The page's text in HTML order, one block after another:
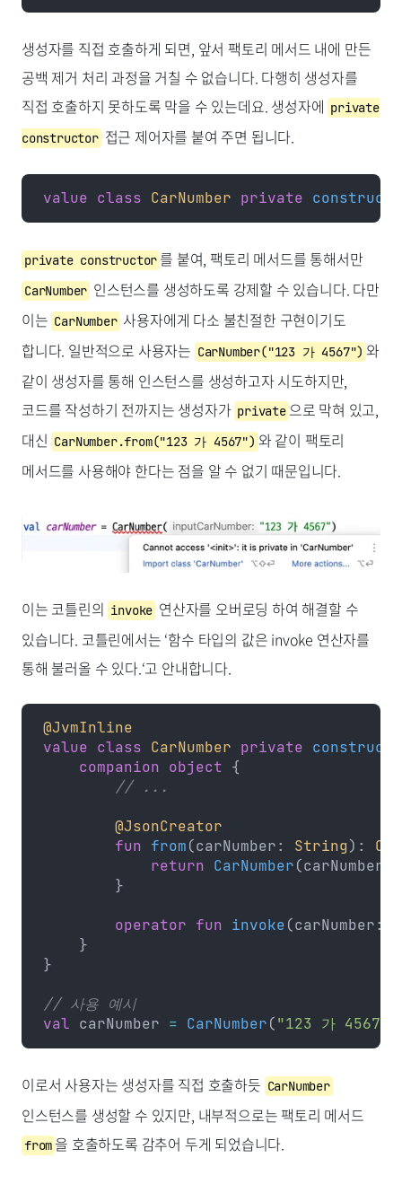
생성자를 직접 호출하게 되면, 앞서 팩토리 메서드 내에 만든
공백 제거 처리 과정을 거칠 수 없습니다. 다행히 생성자를
직접 호출하지 못하도록 막을 수 있는데요. 생성자에 private
constructor접근 제어자를 붙여 주면 됩니다.
value class CarNumber private
private constructor 를 붙여, 팩토리 메서드를 통해서만
CarNumber 인스턴스를 생성하도록 강제할 수 있습니다. 다만
이는CarNumber사용자에게 다소 불친절한 구현이기도
합니다. 일반적으로 사용자는 CarNumber("123 가 4567") 와
같이 생성자를 통해 인스턴스를 생성하고자 시도하지만,
코드를 작성하기 전까지는 생성자가 private으로 막혀 있고,
대신CarNumber.from("123 가 4567") 와 같이 팩토리
메서드를 사용해야 한다는 점을 알 수 없기 때문입니다.
이는 코틀린의invoke 연산자를 오버로딩 하여 해결할 수
있습니다. 코틀린에서는 ‘함수 타입의 값은 invoke 연산자를
통해 불러올 수 있다.‘고 안내합니다.
@JvmInline
value class CarNumber private
    companion
object {
        // ...
        @JsonCreator
        fun
from(carNumber: String):
            return
CarNumber(carNumber.
        }
        operator
fun invoke(carNumber:
    }
}
// 사용 예시
val carNumber = CarNumber("123 가 4567"
이로서 사용자는 생성자를 직접 호출하듯 CarNumber
인스턴스를 생성할 수 있지만, 내부적으로는 팩토리 메서드
from 을 호출하도록 감추어 두게 되었습니다.